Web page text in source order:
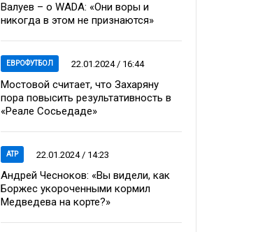
Валуев – о WADA: «Они воры и
никогда в этом не признаются»
ЕВРОФУТБОЛ 22.01.2024 / 16:44
Мостовой считает, что Захаряну
пора повысить результативность в
«Реале Сосьедаде»
ATP 22.01.2024 / 14:23
Андрей Чесноков: «Вы видели, как
Боржес укороченными кормил
Медведева на корте?»